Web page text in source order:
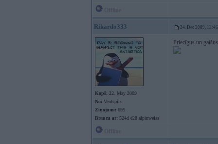
Rikardo333 24. Dec 2009, 13:46
Kopš: 22. May 2009
No: Ventspils
Ziņojumi: 695
Braucu ar: 524d e28 alpinweiss
Priecīgus un